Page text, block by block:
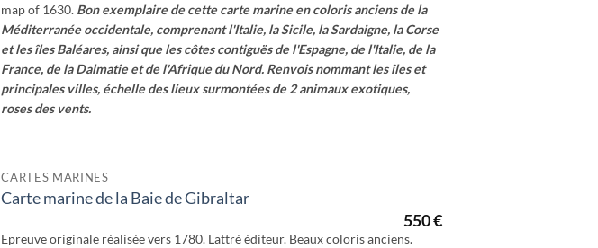
map of 1630. Bon exemplaire de cette carte marine en coloris anciens de la
Méditerranée occidentale, comprenant l'Italie, la Sicile, la Sardaigne, la Corse
et les îles Baléares, ainsi que les côtes contiguës de l'Espagne, de l'Italie, de la
France, de la Dalmatie et de l'Afrique du Nord. Renvois nommant les îles et
principales villes, échelle des lieux surmontées de 2 animaux exotiques,
roses des vents.
CARTES MARINES
Carte marine de la Baie de Gibraltar
550€
Epreuve originale réalisée vers 1780. Lattré éditeur. Beaux coloris anciens.